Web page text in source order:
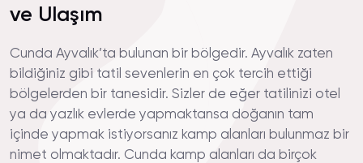
ve Ulaşım
Cunda Ayvalık’ta bulunan bir bölgedir. Ayvalık zaten
bildiğiniz gibi tatil sevenlerin en çok tercih ettiği
bölgelerden bir tanesidir. Sizler de eğer tatilinizi otel
ya da yazlık evlerde yapmaktansa doğanın tam
içinde yapmak istiyorsanız kamp alanları bulunmaz bir
nimet olmaktadır. Cunda kamp alanları da birçok